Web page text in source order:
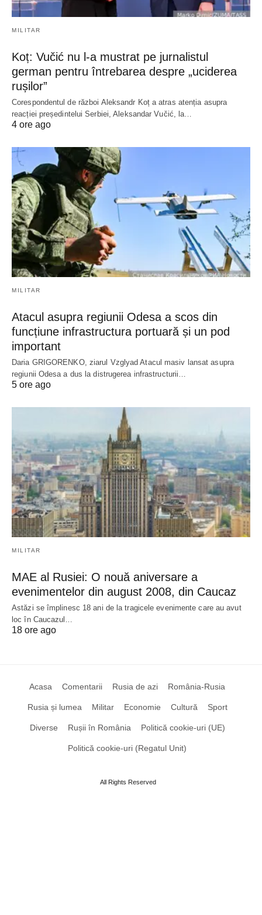
MILITAR
Koț: Vučić nu l-a mustrat pe jurnalistul
german pentru întrebarea despre „uciderea
rușilor”
Corespondentul de război Aleksandr Koț a atras atenția asupra
reacției președintelui Serbiei, Aleksandar Vučić, la…
4 ore ago
MILITAR
Atacul asupra regiunii Odesa a scos din
funcțiune infrastructura portuară și un pod
important
Daria GRIGORENKO, ziarul Vzglyad Atacul masiv lansat asupra
regiunii Odesa a dus la distrugerea infrastructurii…
5 ore ago
MILITAR
MAE al Rusiei: O nouă aniversare a
evenimentelor din august 2008, din Caucaz
Astăzi se împlinesc 18 ani de la tragicele evenimente care au avut
loc în Caucazul…
18 ore ago
Acasa Comentarii Rusia de azi România-Rusia
Rusia și lumea Militar Economie Cultură Sport
Diverse Rușii în România Politică cookie-uri (UE)
Politică cookie-uri (Regatul Unit)
All Rights Reserved